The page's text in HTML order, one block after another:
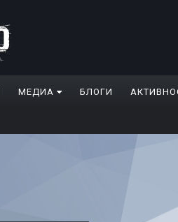
МЕДИА БЛОГИ